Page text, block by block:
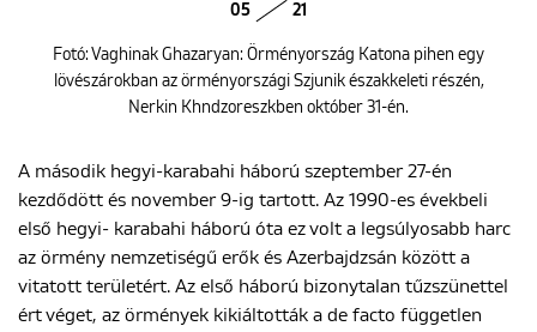
05 21
Fotó: Vaghinak Ghazaryan: Örményország Katona pihen egy
lövészárokban az örményországi Szjunik északkeleti részén,
Nerkin Khndzoreszkben október 31-én.
A második hegyi-karabahi háború szeptember 27-én
kezdődött és november 9-ig tartott. Az 1990-es évekbeli
első hegyi- karabahi háború óta ez volt a legsúlyosabb harc
az örmény nemzetiségű erők és Azerbajdzsán között a
vitatott területért. Az első háború bizonytalan tűzszünettel
ért véget, az örmények kikiáltották a de facto független